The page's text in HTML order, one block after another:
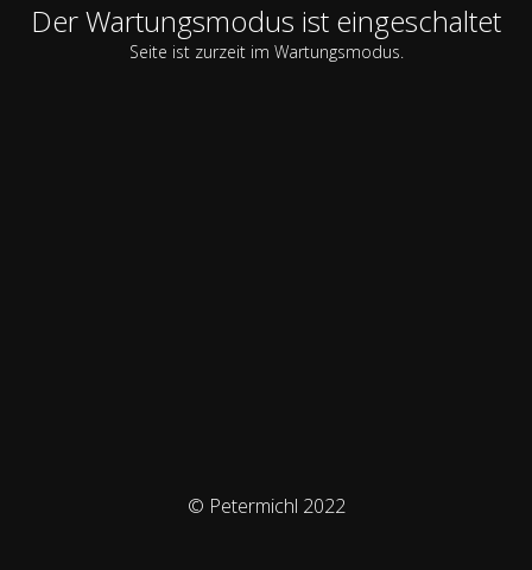
Der Wartungsmodus ist eingeschaltet
Seite ist zurzeit im Wartungsmodus.
© Petermichl 2022